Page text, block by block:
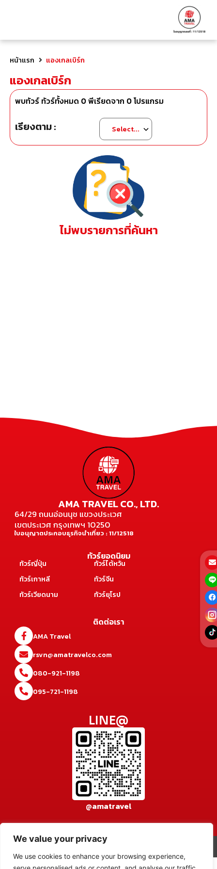
We value your privacy
We use cookies to enhance your browsing experience,
หน้าแรก แองเกลเบิร์ก
แองเกลเบิร์ก
พบทัวร์ ทัวร์ทั้งหมด 0พีเรียดจาก 0โปรแกรม
เรียงตาม :
ไม่พบรายการที่ค้นหา
AMA TRAVEL CO., LTD.
64/29 ถนนอ่อนนุช แขวงประเวศ
เขตประเวศ กรุงเทพฯ 10250
ใบอนุญาตประกอบธุรกิจนำเที่ยว : 11/12518
ทัวร์ยอดนิยม
ทัวร์ญี่ปุ่น
ทัวร์เกาหลี
ทัวร์เวียดนาม
ทัวร์ไต้หวัน
ทัวร์จีน
ทัวร์ยุโรป
ติดต่อเรา
AMA Travel
rsvn@amatravelco.com
080-921-1198
095-721-1198
LINE@
@amatravel
© 2026 AMA TRAVEL CO., LTD. All rights reserved.